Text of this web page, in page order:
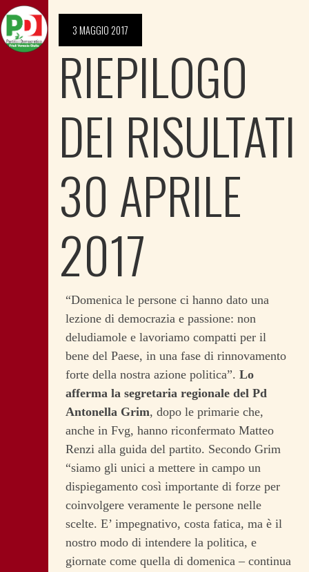
3 MAGGIO 2017
RIEPILOGO
DEI RISULTATI
30 APRILE
2017
“Domenica le persone ci hanno dato una
lezione di democrazia e passione: non
deludiamole e lavoriamo compatti per il
bene del Paese, in una fase di rinnovamento
forte della nostra azione politica”. Lo
afferma la segretaria regionale del Pd
Antonella Grim, dopo le primarie che,
anche in Fvg, hanno riconfermato Matteo
Renzi alla guida del partito. Secondo Grim
“siamo gli unici a mettere in campo un
dispiegamento così importante di forze per
coinvolgere veramente le persone nelle
scelte. E’ impegnativo, costa fatica, ma è il
nostro modo di intendere la politica, e
giornate come quella di domenica – continua